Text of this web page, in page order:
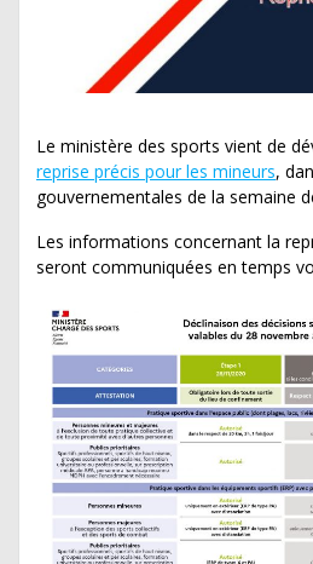
Le ministère des sports vient de
reprise précis pour les mineurs,
gouvernementales de la semaine
Les informations concernant la
seront communiquées en temps